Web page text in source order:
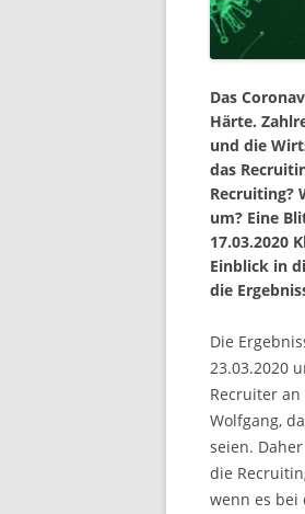
Das
Härte.
und die
das
Recruiting?
um? Eine
17.03.2020
Einblick in
die
Die
23.03.2020
Recruiter
Wolfgang,
seien.
die
wenn es bei